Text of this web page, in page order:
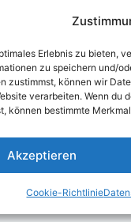
Erlebnis zu bieten,
zu speichern und/
zustimmst, können wir
verarbeiten. Wenn du
können bestimmte
Akzeptieren
Cookie-Richtlinie